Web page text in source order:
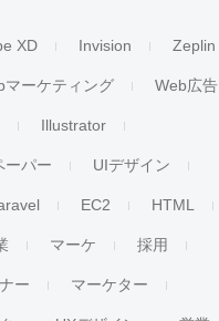
XD Invision Zeplin
マーケティング Web広告
Illustrator
ーパー UIデザイン
EC2 HTML
マーケ 採用
ー マーケター